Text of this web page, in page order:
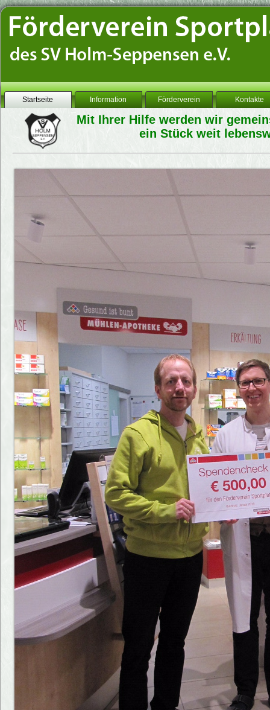
Startseite Information Förderverein Kontakte
Mit Ihrer Hilfe werden wir
ein Stück weit